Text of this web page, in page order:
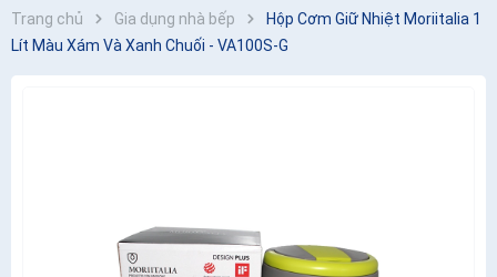
Trang chủ Gia dụng nhà bếp
Hộp Cơm Giữ Nhiệt Moriitalia 1
Lít Màu Xám Và Xanh Chuối - VA100S-G